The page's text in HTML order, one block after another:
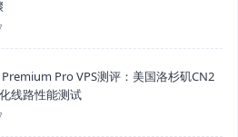
Pro VPS测评：美国洛杉矶CN2
线路性能测试